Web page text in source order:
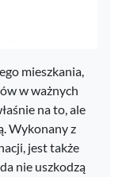
mieszkania,
w ważnych
na to, ale
Wykonany z
jest także
nie uszkodzą